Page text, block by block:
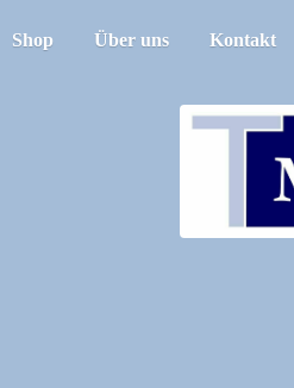
Shop Über uns Kontakt